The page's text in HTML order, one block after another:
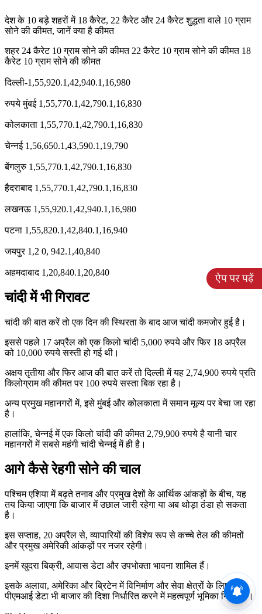
देश के 10 बड़े शहरों में 18 कैरेट, 22 कैरेट और 24 कैरेट शुद्धता वाले 10 ग्राम
सोने की कीमत, जानें क्या है कीमत
शहर 24 कैरेट 10 ग्राम सोने की कीमत 22 कैरेट 10 ग्राम सोने की कीमत 18
कैरेट 10 ग्राम सोने की कीमत
दिल्ली-1,55,920.1,42,940.1,16,980
रुपये मुंबई 1,55,770.1,42,790.1,16,830
कोलकाता 1,55,770.1,42,790.1,16,830
चेन्नई 1,56,650.1,43,590.1,19,790
बेंगलुरु 1,55,770.1,42,790.1,16,830
हैदराबाद 1,55,770.1,42,790.1,16,830
लखनऊ 1,55,920.1,42,940.1,16,980
पटना 1,55,820.1,42,840.1,16,940
जयपुर 1,2 0, 942.1,40,840
अहमदाबाद 1,20,840.1,20,840
चांदी में भी गिरावट
चांदी की बात करें तो एक दिन की स्थिरता के बाद आज चांदी कमजोर हुई है।
इससे पहले 17 अप्रैल को एक किलो चांदी 5,000 रुपये और फिर 18 अप्रैल
को 10,000 रुपये सस्ती हो गई थी।
अक्षय तृतीया और फिर आज की बात करें तो दिल्ली में यह 2,74,900 रुपये प्रति
किलोग्राम की कीमत पर 100 रुपये सस्ता बिक रहा है।
अन्य प्रमुख महानगरों में, इसे मुंबई और कोलकाता में समान मूल्य पर बेचा जा रहा
है।
हालांकि, चेन्नई में एक किलो चांदी की कीमत 2,79,900 रुपये है यानी चार
महानगरों में सबसे महंगी चांदी चेन्नई में ही है।
आगे कैसे रेहगी सोने की चाल
पश्चिम एशिया में बढ़ते तनाव और प्रमुख देशों के आर्थिक आंकड़ों के बीच, यह
तय किया जाएगा कि बाजार में उछाल जारी रहेगा या अब थोड़ा ठंडा हो सकता
है।
इस सप्ताह, 20 अप्रैल से, व्यापारियों की विशेष रूप से कच्चे तेल की कीमतों
और प्रमुख अमेरिकी आंकड़ों पर नजर रहेगी।
इनमें खुदरा बिक्री, आवास डेटा और उपभोक्ता भावना शामिल हैं।
इसके अलावा, अमेरिका और ब्रिटेन में विनिर्माण और सेवा क्षेत्रों के लिए
पीएमआई डेटा भी बाजार की दिशा निर्धारित करने में महत्वपूर्ण भूमिका निभाएगा।